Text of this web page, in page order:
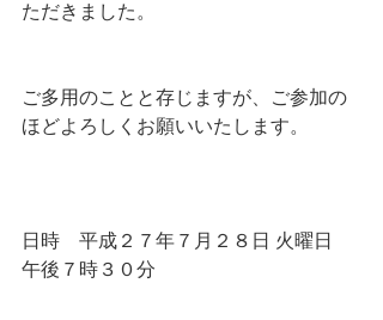
ただきました。
ご多用のことと存じますが、ご参加の
ほどよろしくお願いいたします。
日時　平成２７年７月２８日 火曜日
午後７時３０分